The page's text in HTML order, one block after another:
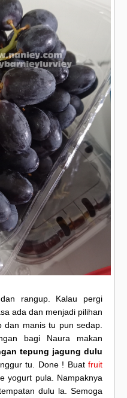
rangup. Kalau pergi
ada dan menjadi pilihan
dan manis tu pun sedap.
bagi Naura makan
tepung jagung dulu
tu. Done ! Buatfruit
yogurt pula. Nampaknya
dulu la. Semoga